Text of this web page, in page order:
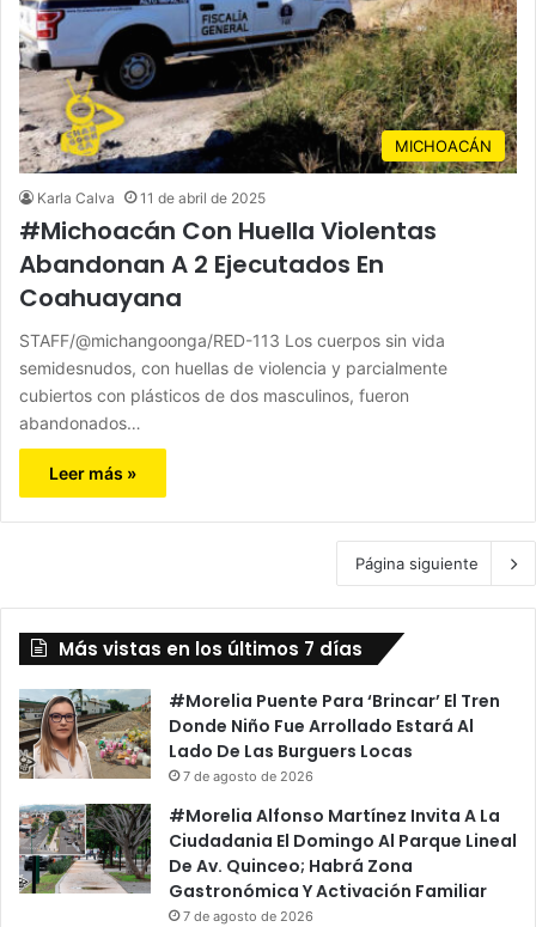
MICHOACÁN
Karla Calva 11 de abril de 2025
#Michoacán Con Huella Violentas
Abandonan A 2 Ejecutados En
Coahuayana
STAFF/@michangoonga/RED-113 Los cuerpos sin vida
semidesnudos, con huellas de violencia y parcialmente
cubiertos con plásticos de dos masculinos, fueron
abandonados…
Leer más »
Página siguiente
Más vistas en los últimos 7 días
#Morelia Puente Para ‘Brincar’ El Tren
Donde Niño Fue Arrollado Estará Al
Lado De Las Burguers Locas
7 de agosto de 2026
#Morelia Alfonso Martínez Invita A La
Ciudadania El Domingo Al Parque Lineal
De Av. Quinceo; Habrá Zona
Gastronómica Y Activación Familiar
7 de agosto de 2026